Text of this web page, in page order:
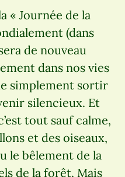
« Journée de la
(dans
de nouveau
dans nos vies
simplement sortir
silencieux. Et
tout sauf calme,
et des oiseaux,
le bêlement de la
de la forêt. Mais